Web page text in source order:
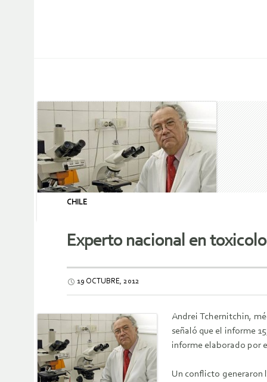
CHILE
Experto nacional en
19 OCTUBRE, 2012
Andrei Tchernitchin,
señaló que el informe
informe elaborado por
Un conflicto generaron